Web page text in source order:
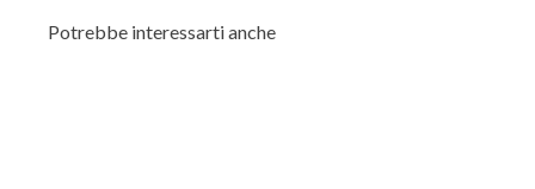
Potrebbe interessarti anche